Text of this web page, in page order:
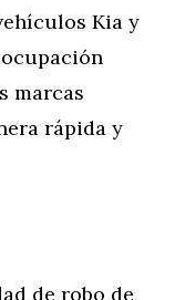
Kia y
marcas
rápida y
de robo de